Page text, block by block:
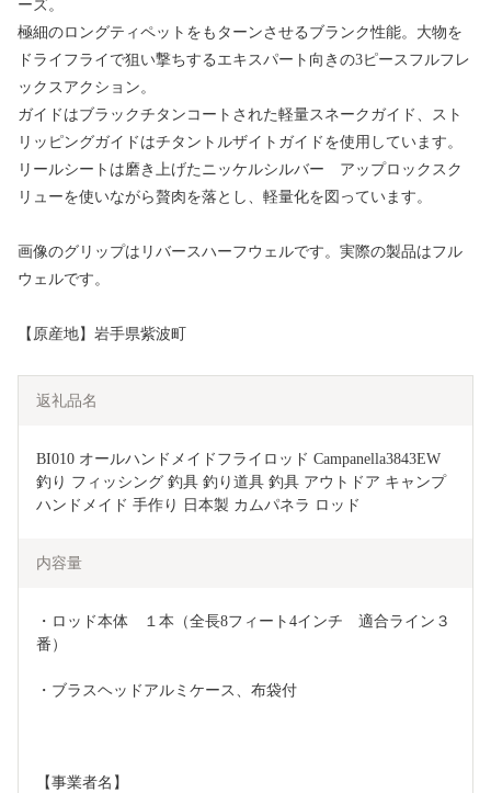
ーズ。
極細のロングティペットをもターンさせるブランク性能。大物を
ドライフライで狙い撃ちするエキスパート向きの3ピースフルフレ
ックスアクション。
ガイドはブラックチタンコートされた軽量スネークガイド、スト
リッピングガイドはチタントルザイトガイドを使用しています。
リールシートは磨き上げたニッケルシルバー アップロックスク
リューを使いながら贅肉を落とし、軽量化を図っています。
画像のグリップはリバースハーフウェルです。実際の製品はフル
ウェルです。
【原産地】岩手県紫波町
返礼品名
BI010 オールハンドメイドフライロッド Campanella3843EW
釣り フィッシング 釣具 釣り道具 釣具 アウトドア キャンプ
ハンドメイド 手作り 日本製 カムパネラ ロッド
内容量
・ロッド本体　１本（全長8フィート4インチ　適合ライン３
番）
・ブラスヘッドアルミケース、布袋付
【事業者名】